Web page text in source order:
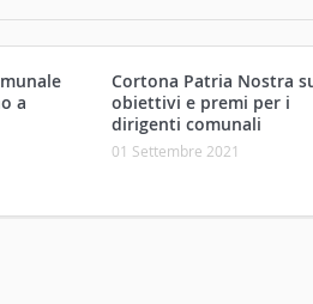
a
Cortona Patria Nostra
obiettivi e premi per i
dirigenti comunali
01 Settembre 2021